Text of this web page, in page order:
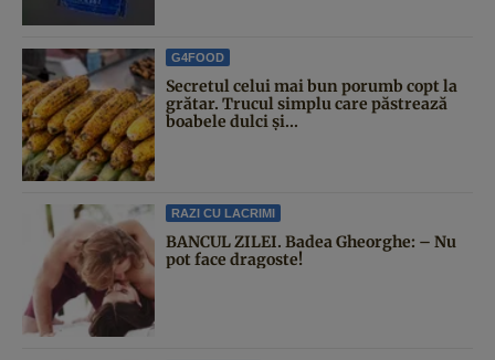
G4FOOD
Secretul celui mai bun porumb copt la
grătar. Trucul simplu care păstrează
boabele dulci și...
RAZI CU LACRIMI
BANCUL ZILEI. Badea Gheorghe: – Nu
pot face dragoste!